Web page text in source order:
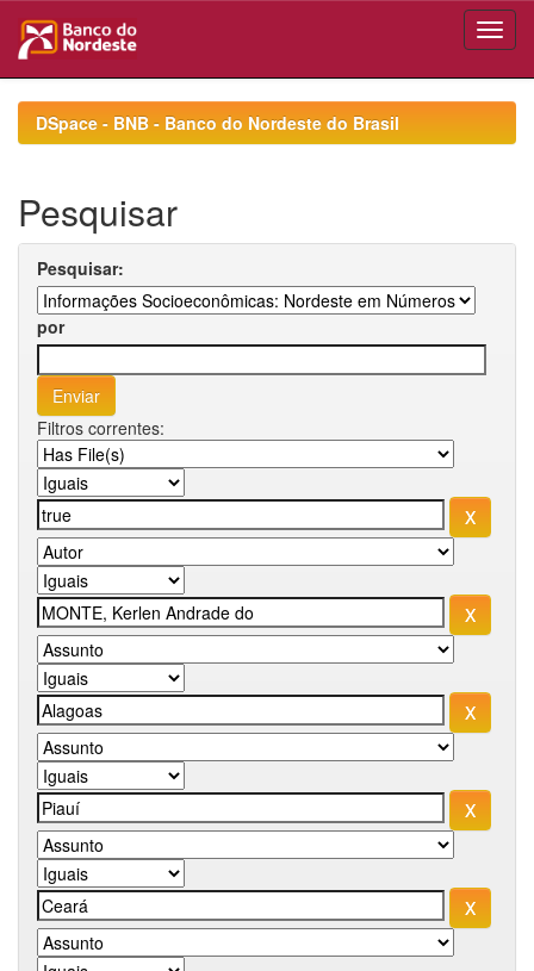
navigationDSpace - BNB - Banco do Nordeste do Brasil
Pesquisar
Pesquisar:
por
Filtros correntes: